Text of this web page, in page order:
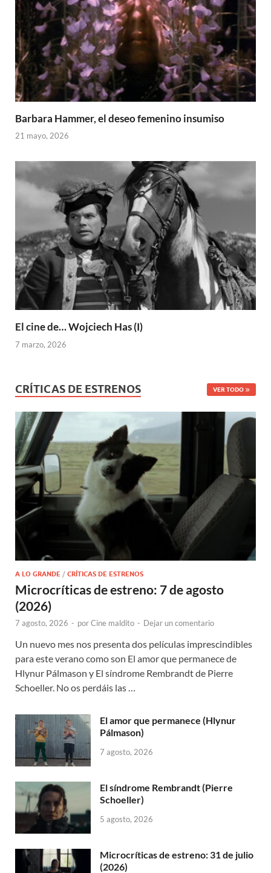
Barbara Hammer, el deseo femenino insumiso
21 mayo, 2026
El cine de… Wojciech Has (I)
7 marzo, 2026
CRÍTICAS DE ESTRENOS VER TODO
A LO GRANDE / CRÍTICAS DE ESTRENOS
Microcríticas de estreno: 7 de agosto
(2026)
7 agosto, 2026 - porCine maldito - Dejar un comentario
Un nuevo mes nos presenta dos películas imprescindibles
para este verano como son El amor que permanece de
Hlynur Pálmason y El síndrome Rembrandt de Pierre
Schoeller. No os perdáis las …
El amor que permanece (Hlynur
Pálmason)
7 agosto, 2026
El síndrome Rembrandt (Pierre
Schoeller)
5 agosto, 2026
Microcríticas de estreno: 31 de julio
(2026)